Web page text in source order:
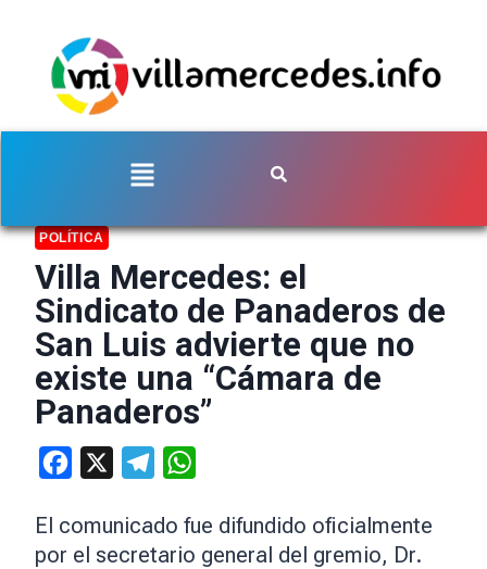
POLÍTICA
Villa Mercedes: el
Sindicato de Panaderos de
San Luis advierte que no
existe una “Cámara de
Panaderos”
Facebook Telegram
El comunicado fue difundido oficialmente
por el secretario general del gremio, Dr.